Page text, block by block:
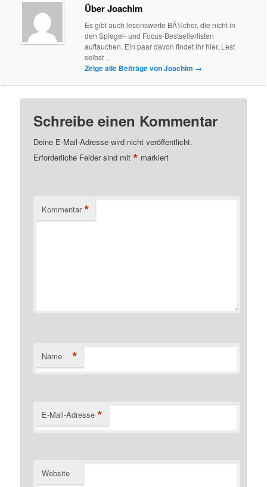
Über Joachim
Es gibt auch lesenswerte BÃ¼cher, die nicht in
den Spiegel- und Focus-Bestsellerlisten
auftauchen. Ein paar davon findet ihr hier. Lest
selbst ...
Zeige alle Beiträge von Joachim →
Schreibe einen Kommentar
Deine E-Mail-Adresse wird nicht veröffentlicht.
Erforderliche Felder sind mit* markiert
Kommentar *
Name *
E-Mail-Adresse *
Website